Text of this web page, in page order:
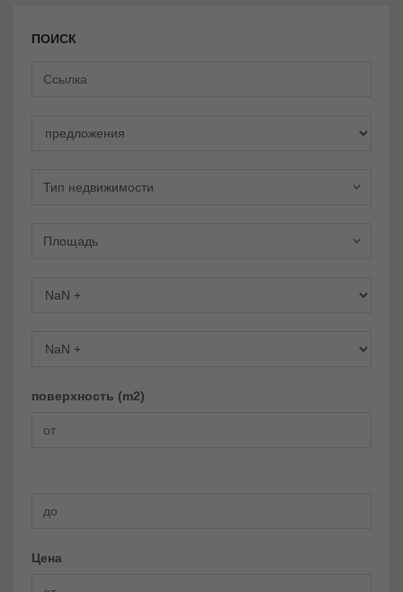
ПОИСК
Тип недвижимости
Площадь
поверхность (m2)
Цена